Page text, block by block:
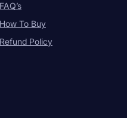
FAQ’s
How To Buy
Refund Policy